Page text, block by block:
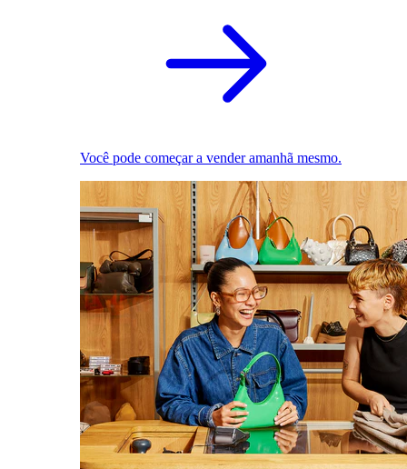
Você pode começar a vender amanhã mesmo.